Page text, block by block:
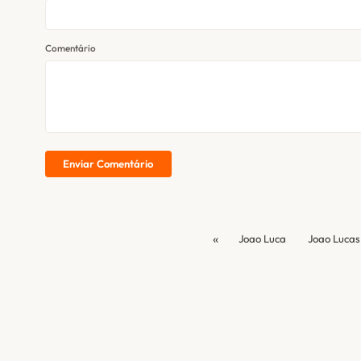
Comentário
Enviar Comentário
« Joao Luca Joao Lucas